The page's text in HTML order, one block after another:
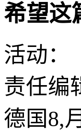
希望这
活动：
责任编
德国8,